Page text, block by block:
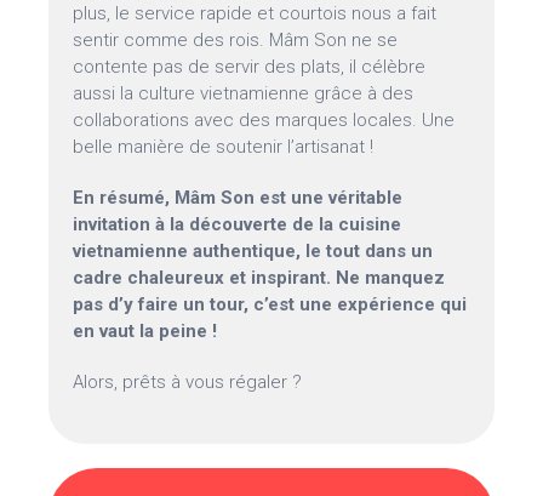
plus, le service rapide et courtois nous a fait
sentir comme des rois. Mâm Son ne se
contente pas de servir des plats, il célèbre
aussi la culture vietnamienne grâce à des
collaborations avec des marques locales. Une
belle manière de soutenir l’artisanat !
En résumé, Mâm Son est une véritable
invitation à la découverte de la cuisine
vietnamienne authentique, le tout dans un
cadre chaleureux et inspirant. Ne manquez
pas d’y faire un tour, c’est une expérience qui
en vaut la peine !
Alors, prêts à vous régaler ?